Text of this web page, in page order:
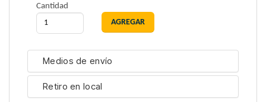
Cantidad
Medios de envío
Retiro en local